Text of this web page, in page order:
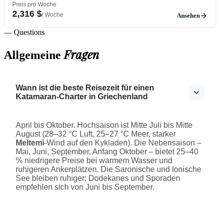
Preis pro Woche
2,316 $/ Woche Ansehen
— Questions
AllgemeineFragen
Wann ist die beste Reisezeit für einen
Katamaran-Charter in Griechenland
April bis Oktober. Hochsaison ist Mitte Juli bis Mitte
August (28–32 °C Luft, 25–27 °C Meer, starker
Meltemi-Wind auf den Kykladen). Die Nebensaison –
Mai, Juni, September, Anfang Oktober – bietet 25–40
% niedrigere Preise bei warmem Wasser und
ruhigeren Ankerplätzen. Die Saronische und Ionische
See bleiben ruhiger; Dodekanes und Sporaden
empfehlen sich von Juni bis September.